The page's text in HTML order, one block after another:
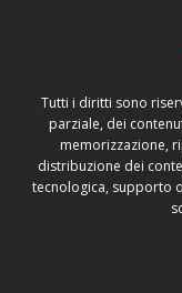
Tutti i diritti sono
parziale, dei
memorizzazione,
distribuzione dei
tecnologica, supporto